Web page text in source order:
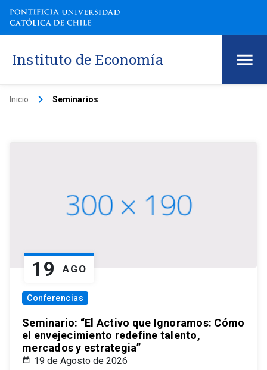
Instituto de Economía
Inicio keyboard_arrow_right Seminarios
19 AGO
Conferencias
Seminario: “El Activo que Ignoramos: Cómo
el envejecimiento redefine talento,
mercados y estrategia”
19 de Agosto de 2026